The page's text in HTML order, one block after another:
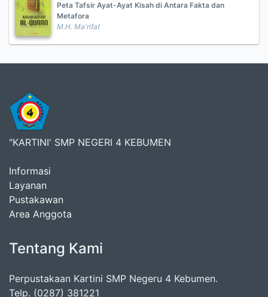
Peta Tafsir Ayat-Ayat Kisah di Antara Fakta dan
Metafora
M.H. Ma'rifat
"KARTINI' SMP NEGERI 4 KEBUMEN
Informasi
Layanan
Pustakawan
Area Anggota
Tentang Kami
Perpustakaan Kartini SMP Negeru 4 Kebumen.
Telp. (0287) 381221